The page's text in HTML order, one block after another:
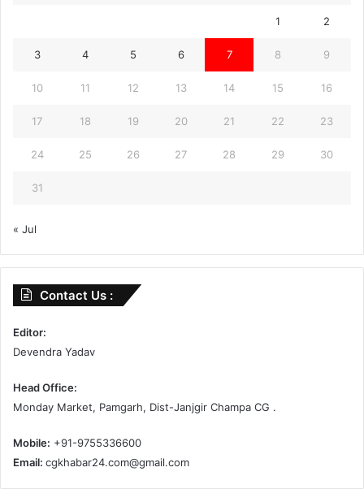
1 2
3 4 5 6 7 8 9
10 11 12 13 14 15 16
17 18 19 20 21 22 23
24 25 26 27 28 29 30
31
« Jul
Contact Us :
Editor:
Devendra Yadav
Head Office:
Monday Market, Pamgarh, Dist-Janjgir Champa CG .
Mobile: +91-9755336600
Email: cgkhabar24.com@gmail.com